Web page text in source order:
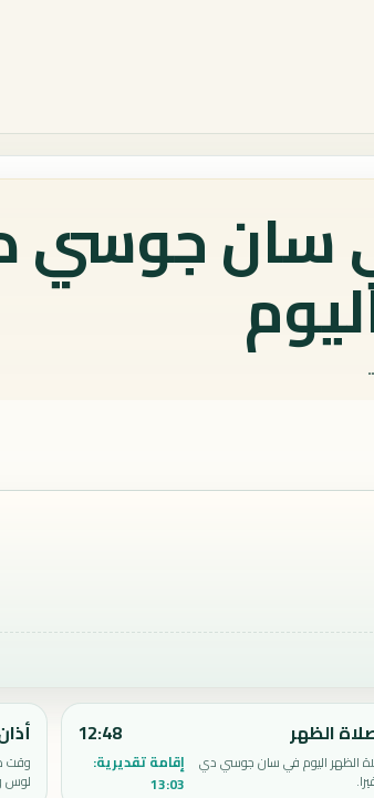
سان
الظهر
الظهر اليوم في سان جوسي دي
12:48
إقامة تقديرية:
13:03
وقت
لوس